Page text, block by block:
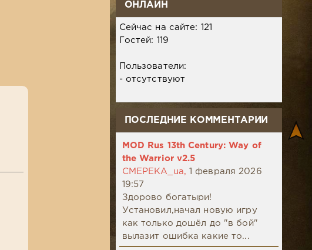
ОНЛАЙН
Сейчас на сайте: 121
Гостей: 119
Пользователи:
- отсутствуют
ПОСЛЕДНИЕ КОММЕНТАРИИ
MOD Rus 13th Century: Way of
the Warrior v2.5
CMEPEKA_ua,
1 февраля 2026
19:57
Здорово богатыри!
Установил,начал новую игру
как только дошёл до "в бой"
вылазит ошибка какие то...